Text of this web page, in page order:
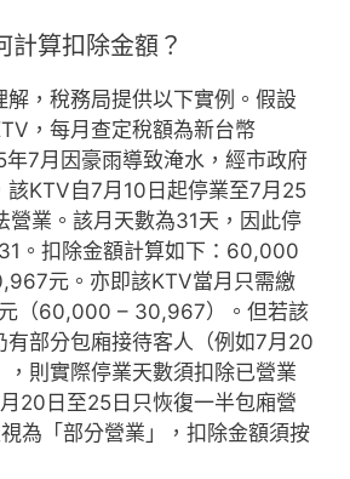
計算扣除金額？
解，稅務局提供以下實例。假設
，每月查定稅額為新台幣
7月因豪雨導致淹水，經市政府
該KTV自7月10日起停業至7月25
營業。該月天數為31天，因此停
。扣除金額計算如下：60,000
元。亦即該KTV當月只需繳
（60,000 – 30,967）。但若該
有部分包廂接待客人（例如7月20
，則實際停業天數須扣除已營業
20日至25日只恢復一半包廂營
為「部分營業」，扣除金額須按